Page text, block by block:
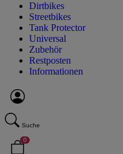
Dirtbikes
Streetbikes
Tank Protector
Universal
Zubehör
Restposten
Informationen
Suche
0